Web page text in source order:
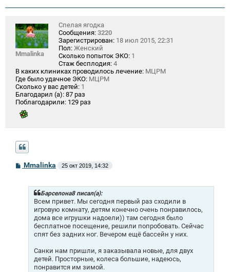
Mmalinka
Спелая ягодка
Сообщения: 3220
Зарегистрирован: 18 июл 2015, 22:31
Пол: Женский
Сколько попыток ЭКО: 1
Стаж бесплодия: 4
В каких клиниках проводилось лечение: МЦРМ
Где было удачное ЭКО: МЦРМ
Сколько у вас детей: 1
Благодарил (а): 87 раз
Поблагодарили: 129 раз
С
о
Mmalinka 25 окт 2019, 14:32
Барселона8 писал(а):
Всем привет. Мы сегодня первый раз сходили в
игровую комнату, детям конечно очень понравилось,
дома все игрушки надоели)) там сегодня было
бесплатное посещение, решили попробовать. Сейчас
спят без задних ног. Вечером ещё бассейн у них.
Санки нам пришли, я заказывала новые, для двух
детей. Просторные, колеса большие, надеюсь,
понравится им зимой.